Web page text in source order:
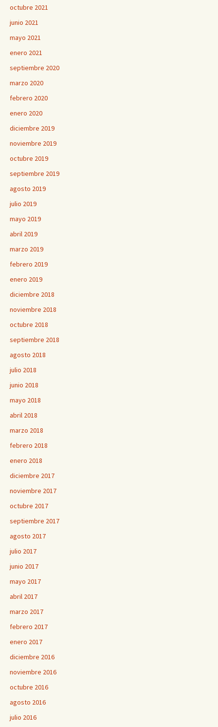
octubre 2021
junio 2021
mayo 2021
enero 2021
septiembre 2020
marzo 2020
febrero 2020
enero 2020
diciembre 2019
noviembre 2019
octubre 2019
septiembre 2019
agosto 2019
julio 2019
mayo 2019
abril 2019
marzo 2019
febrero 2019
enero 2019
diciembre 2018
noviembre 2018
octubre 2018
septiembre 2018
agosto 2018
julio 2018
junio 2018
mayo 2018
abril 2018
marzo 2018
febrero 2018
enero 2018
diciembre 2017
noviembre 2017
octubre 2017
septiembre 2017
agosto 2017
julio 2017
junio 2017
mayo 2017
abril 2017
marzo 2017
febrero 2017
enero 2017
diciembre 2016
noviembre 2016
octubre 2016
agosto 2016
julio 2016